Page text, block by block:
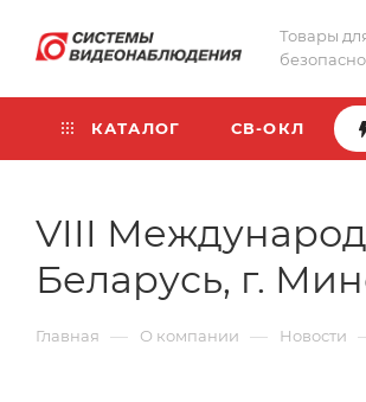
Товары
КАТАЛОГ СВ-ОКЛ
VIII
Беларусь, г.
Главная — О компании — Новости